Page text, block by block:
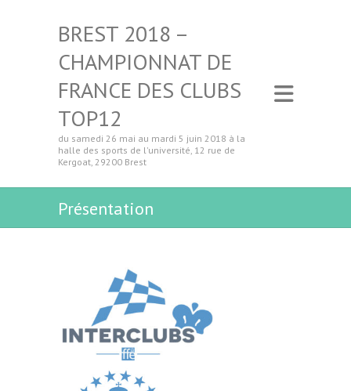
BREST 2018 –
CHAMPIONNAT DE
FRANCE DES CLUBS
TOP12
du samedi 26 mai au mardi 5 juin 2018 à la
halle des sports de l'université, 12 rue de
Kergoat, 29200 Brest
Présentation